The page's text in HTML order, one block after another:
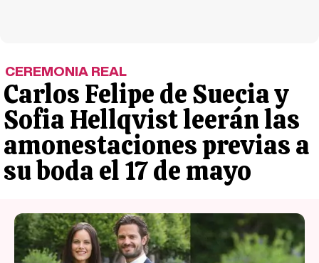
CEREMONIA REAL
Carlos Felipe de Suecia y
Sofia Hellqvist leerán las
amonestaciones previas a
su boda el 17 de mayo